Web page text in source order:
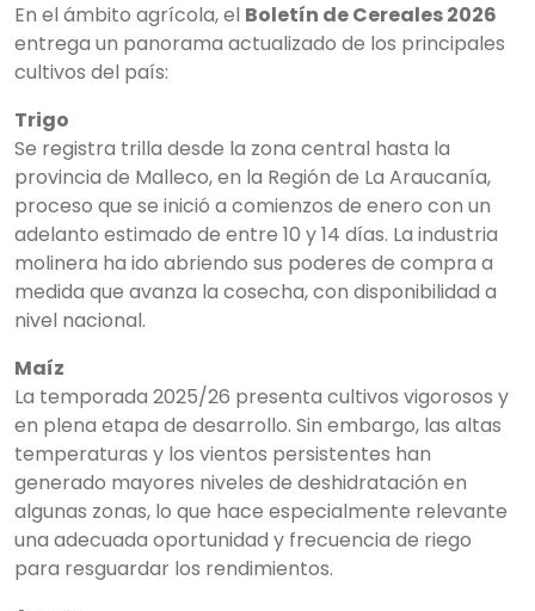
En el ámbito agrícola, el Boletín de Cereales 2026
entrega un panorama actualizado de los principales
cultivos del país:
Trigo
Se registra trilla desde la zona central hasta la
provincia de Malleco, en la Región de La Araucanía,
proceso que se inició a comienzos de enero con un
adelanto estimado de entre 10 y 14 días. La industria
molinera ha ido abriendo sus poderes de compra a
medida que avanza la cosecha, con disponibilidad a
nivel nacional.
Maíz
La temporada 2025/26 presenta cultivos vigorosos y
en plena etapa de desarrollo. Sin embargo, las altas
temperaturas y los vientos persistentes han
generado mayores niveles de deshidratación en
algunas zonas, lo que hace especialmente relevante
una adecuada oportunidad y frecuencia de riego
para resguardar los rendimientos.